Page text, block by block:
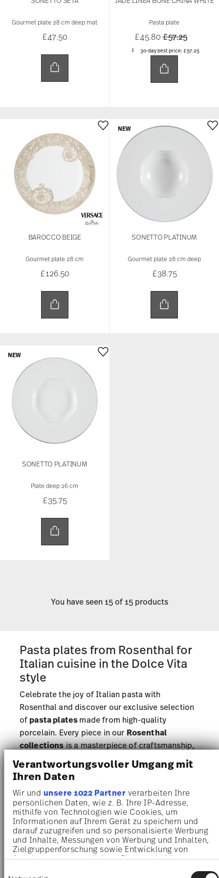
Verantwortungsvoller Umgang mit
Ihren Daten
Wir und unsere 1022 Partnerverarbeiten Ihre
persönlichen Daten, wie z. B. Ihre IP-Adresse,
mithilfe von Technologien wie Cookies, um
Informationen auf Ihrem Gerät zu speichern und
darauf zuzugreifen und so personalisierte Werbung
und Inhalte, Messungen von Werbung und Inhalten,
Zielgruppenforschung sowie Entwicklung von
Angeboten zu ermöglichen. Sie entscheiden
Gourmet plate 28 cm deep mat
£47.50
Pasta plate
£45.80Price reduced
£57.25to
30-day best price: £57.25
BAROCCO BEIGE
Gourmet plate 28 cm
£126.50
SONETTO PLATINUM
Gourmet plate 28 cm deep
£38.75
NEW
SONETTO PLATINUM
Plate deep 26 cm
£35.75
NEW
You have seen 15 of 15 products
Pasta plates from Rosenthal for
Italian cuisine in the Dolce Vita
style
Celebrate the joy of Italian pasta with
Rosenthal and discover our exclusive selection
of pasta platesmade from high-quality
porcelain. Every piece in our Rosenthal
collectionsis a masterpiece of craftsmanship,
crafted from the finest porcelain to enhance
your dining table. Our porcelain pasta plates
combinestylish aesthetics with functional
designfor every occasion.
Our deep pasta plates are ideal for serving
authentic Italian pasta dishes. Be inspired by
ourRosenthal dinnerware and turn every meal
into an extraordinary experience.